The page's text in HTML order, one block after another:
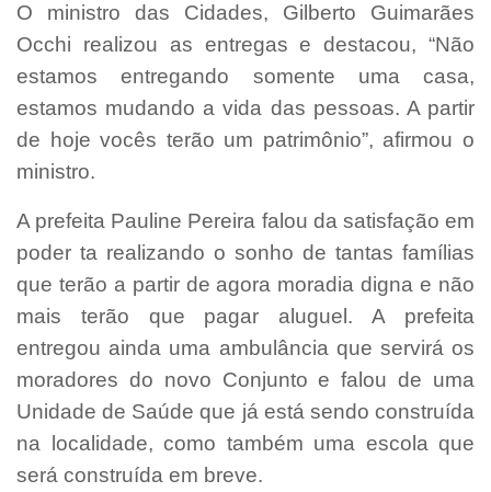
O ministro das Cidades, Gilberto Guimarães
Occhi realizou as entregas e destacou, “Não
estamos entregando somente uma casa,
estamos mudando a vida das pessoas. A partir
de hoje vocês terão um patrimônio”, afirmou o
ministro.
A prefeita Pauline Pereira falou da satisfação em
poder ta realizando o sonho de tantas famílias
que terão a partir de agora moradia digna e não
mais terão que pagar aluguel. A prefeita
entregou ainda uma ambulância que servirá os
moradores do novo Conjunto e falou de uma
Unidade de Saúde que já está sendo construída
na localidade, como também uma escola que
será construída em breve.